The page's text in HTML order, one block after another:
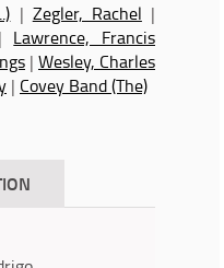
| Zegler, Rachel |
Lawrence, Francis
| Wesley, Charles
| Covey Band (The)